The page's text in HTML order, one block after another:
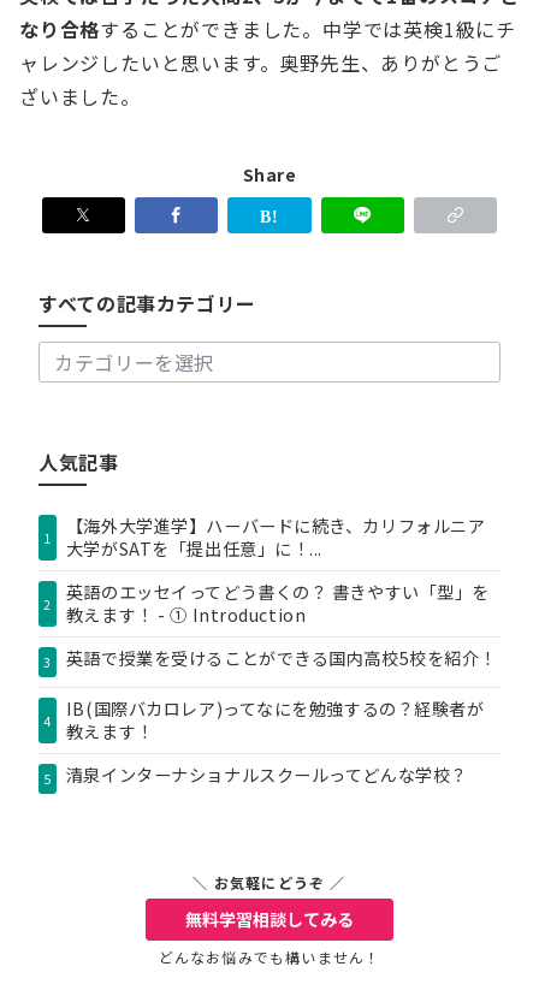
なり合格することができました。中学では英検1級にチ
ャレンジしたいと思います。奥野先生、ありがとうご
ざいました。
Share
すべての記事カテゴリー
べ
記
事
ー
人気記事
1
【海外大学進学】ハーバードに続き、カリフォルニア
大学がSATを「提出任意」に！...
2
英語のエッセイってどう書くの？ 書きやすい「型」を
教えます！ - ① Introduction
3 英語で授業を受けることができる国内高校5校を紹介！
4
IB(国際バカロレア)ってなにを勉強するの？経験者が
教えます！
5 清泉インターナショナルスクールってどんな学校？
＼ お気軽にどうぞ ／
無料学習相談してみる
どんなお悩みでも構いません！